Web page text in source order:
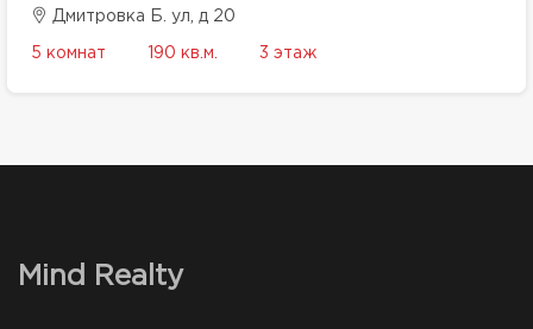
Дмитровка Б. ул, д 20
5 комнат 190 кв.м. 3 этаж
Mind Realty